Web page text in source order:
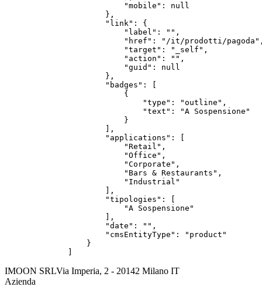
            "mobile": null
        },
        "link": {
            "label": "",
"href": "/it/prodotti/
            "target": "_self",
            "action": "",
            "guid": null
        },
        "badges": [
            {
                "type": "outline",
                "text": "A Sospensione"
            }
        ],
        "applications": [
            "Retail",
            "Office",
            "Corporate",
            "Bars & Restaurants",
            "Industrial"
        ],
        "tipologies": [
            "A Sospensione"
        ],
        "date": "",
        "cmsEntityType": "product"
    }
IMOON SRLVia Imperia, 2 - 20142 Milano IT
Azienda